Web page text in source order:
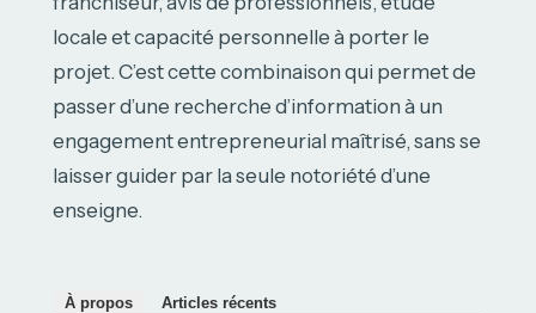
locale et capacité personnelle à porter le
projet. C’est cette combinaison qui permet de
passer d’une recherche d’information à un
engagement entrepreneurial maîtrisé, sans se
laisser guider par la seule notoriété d’une
enseigne.
À propos Articles récents